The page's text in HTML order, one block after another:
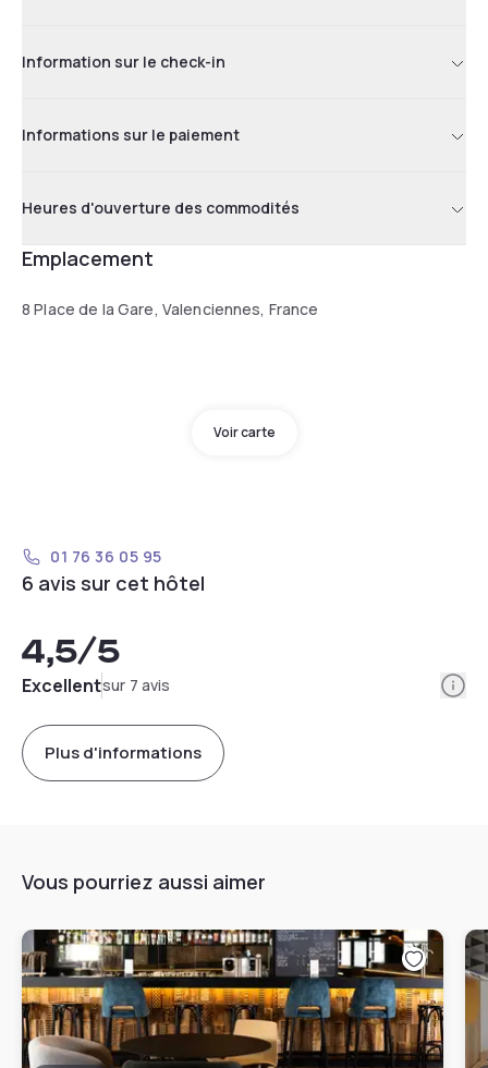
Information sur le check-in
Informations sur le paiement
Heures d'ouverture des commodités
Emplacement
8 Place de la Gare, Valenciennes, France
Voir carte
01 76 36 05 95
6 avis sur cet hôtel
4,5/5
Excellentsur 7 avis
Plus d'informations
Vous pourriez aussi aimer